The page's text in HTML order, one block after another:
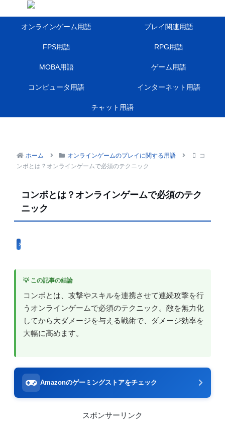
オンラインゲーム用語 プレイ関連用語
FPS用語 RPG用語
MOBA用語 ゲーム用語
コンピュータ用語 インターネット用語
チャット用語
ホーム オンラインゲームのプレイに関する用語
コ
ンボとは？オンラインゲームで必須のテクニック
コンボとは？オンラインゲームで必須のテク
ニック
オンラインゲームのプレイに関する用語
💡 この記事の結論
コンボとは、攻撃やスキルを連携させて連続攻撃を行
うオンラインゲームで必須のテクニック。敵を無力化
してから大ダメージを与える戦術で、ダメージ効率を
大幅に高めます。
Amazonのゲーミングストアをチェック
スポンサーリンク